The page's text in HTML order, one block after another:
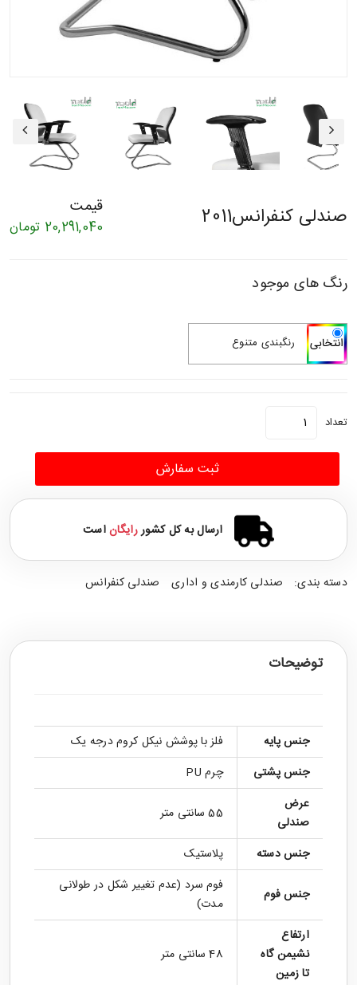
صندلی کنفرانس2011 قیمت
20,291,040 تومان
رنگ های موجود
رنگبندی متنوع
تعداد
ثبت سفارش
ارسال به کل کشوررایگاناست
دسته بندی: صندلی کارمندی و اداری صندلی کنفرانس
توضیحات
جنس پایه
فلز با پوشش نیکل کروم درجه یک
جنس پشتی
چرم PU
عرض
صندلی
55 سانتی متر
جنس دسته پلاستیک
جنس فوم
فوم سرد (عدم تغییر شکل در طولانی
مدت)
ارتفاع
نشیمن گاه
تا زمین
48 سانتی متر